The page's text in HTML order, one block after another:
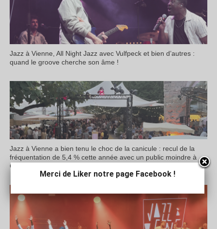
Jazz à Vienne, All Night Jazz avec Vulfpeck et bien d’autres :
quand le groove cherche son âme !
Jazz à Vienne a bien tenu le choc de la canicule : recul de la
fréquentation de 5,4 % cette année avec un public moindre à
Cybèle
Merci de Liker notre page Facebook !